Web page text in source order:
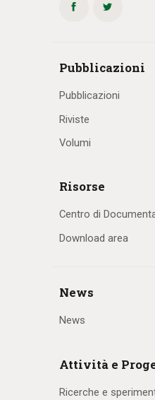
Pubblicazioni
Pubblicazioni
Riviste
Volumi
Risorse
Centro di
Download area
News
News
Attività e
Ricerche e